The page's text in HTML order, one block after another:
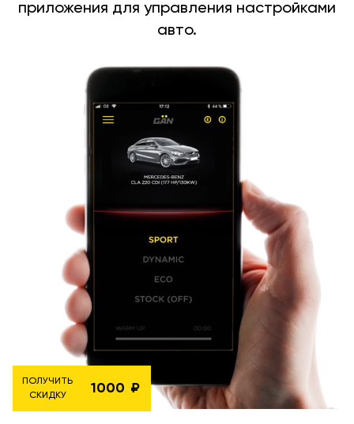
приложения для управления настройками
авто.
ПОЛУЧИТЬ
СКИДКУ
1000